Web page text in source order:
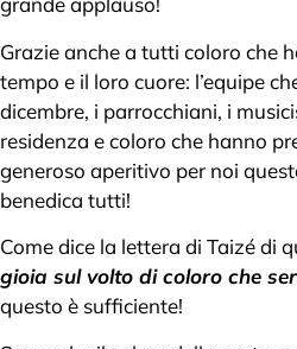
Grazie anche a tutti coloro che
tempo e il loro cuore: l’equipe
dicembre, i parrocchiani, i
residenza e coloro che hanno
generoso aperitivo per noi
benedica tutti!
Come dice la lettera di Taizé di
gioia sul volto di coloro che
questo è sufficiente!